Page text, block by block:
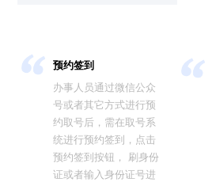
预约签到
办事人员通过微信公众
号或者其它方式进行预
约取号后，需在取号系
统进行预约签到，点击
预约签到按钮， 刷身份
证或者输入身份证号进